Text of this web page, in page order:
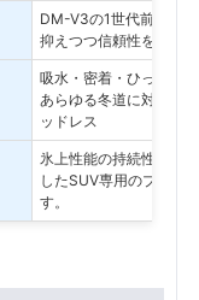
DM-V3の1世代前のモ
抑えつつ信頼性を求め
吸水・密着・ひっかき
あらゆる冬道に対応す
ッドレス
氷上性能の持続性と、
したSUV専用のプレミ
す。